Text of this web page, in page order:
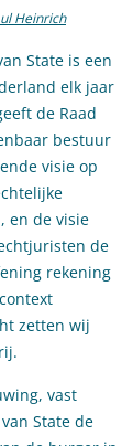
Heinrich
State is een
elk jaar
de Raad
bestuur
visie op
en de visie
de
rekening
zetten wij
vast
State de